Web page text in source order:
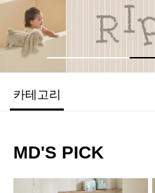
카테고리
MD'S PICK